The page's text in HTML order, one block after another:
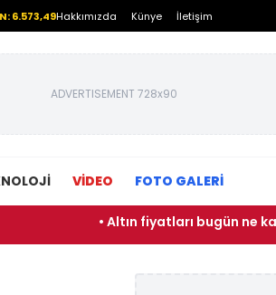
6.573,49Hakkımızda Künye İletişim
ADVERTISEMENT 728x90
VİDEO FOTO GALERİ
• Altın fiyatları bugün ne kadar